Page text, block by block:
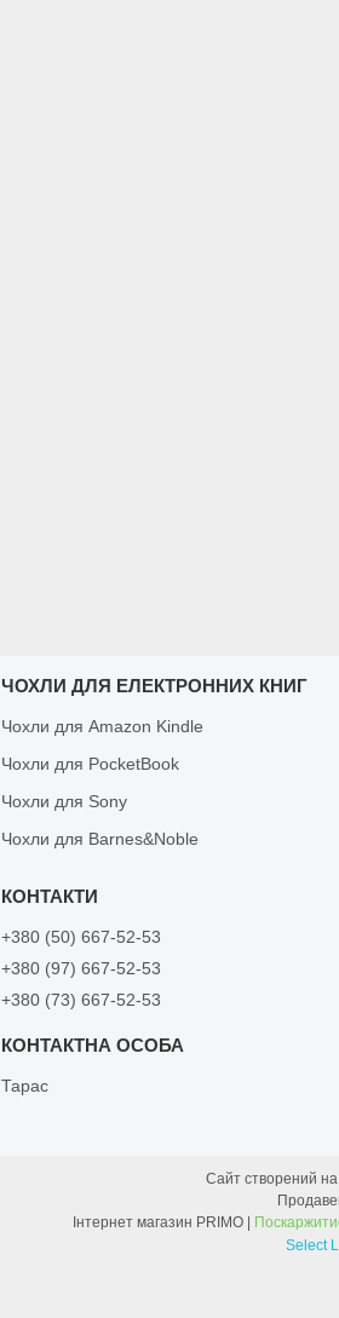
ЧОХЛИ ДЛЯ ЕЛЕКТРОННИХ КНИГ
Чохли для Amazon Kindle
Чохли для PocketBook
Чохли для Sony
Чохли для Barnes&Noble
+380 (50) 667-52-53
+380 (97) 667-52-53
+380 (73) 667-52-53
Тарас
Сайт створений на
Інтернет магазин PRIMO |
Select